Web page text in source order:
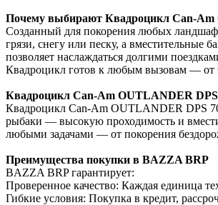
Почему выбирают Квадроцикл Can-Am
Созданный для покорения любых
грязи, снегу или песку, а вместительные
позволяет наслаждаться долгими
Квадроцикл готов к любым вызовам — от
Квадроцикл Can-Am OUTLANDER DPS
Квадроцикл Can-Am OUTLANDER DPS
рыбаки — высокую проходимость и
любыми задачами — от покорения
Преимущества покупки в BAZZA BRP
BAZZA BRP гарантирует:
Проверенное качество: Каждая единица
Гибкие условия: Покупка в кредит,